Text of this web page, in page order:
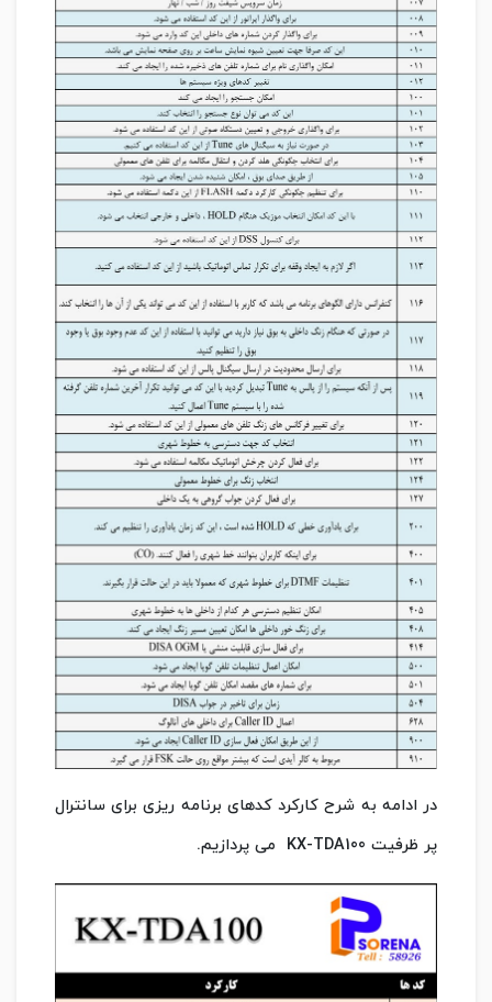
در ادامه به شرح کارکرد کدهای برنامه ریزی برای سانترال
پر ظرفیت KX-TDA100 می پردازیم.